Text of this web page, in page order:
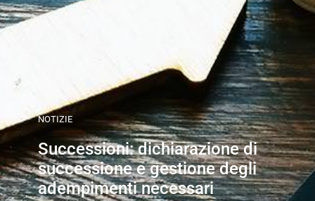
NOTIZIE
Successioni: dichiarazione di
successione e gestione degli
adempimenti necessari